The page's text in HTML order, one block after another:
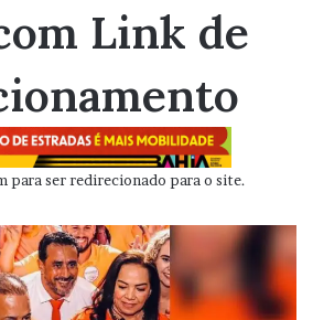
Link de
para ser redirecionado para o site.